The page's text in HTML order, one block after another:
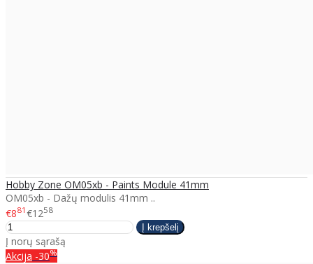
Hobby Zone OM05xb - Paints Module 41mm
OM05xb - Dažų modulis 41mm ..
€881 €1258
Į norų sąrašą
Akcija -30%